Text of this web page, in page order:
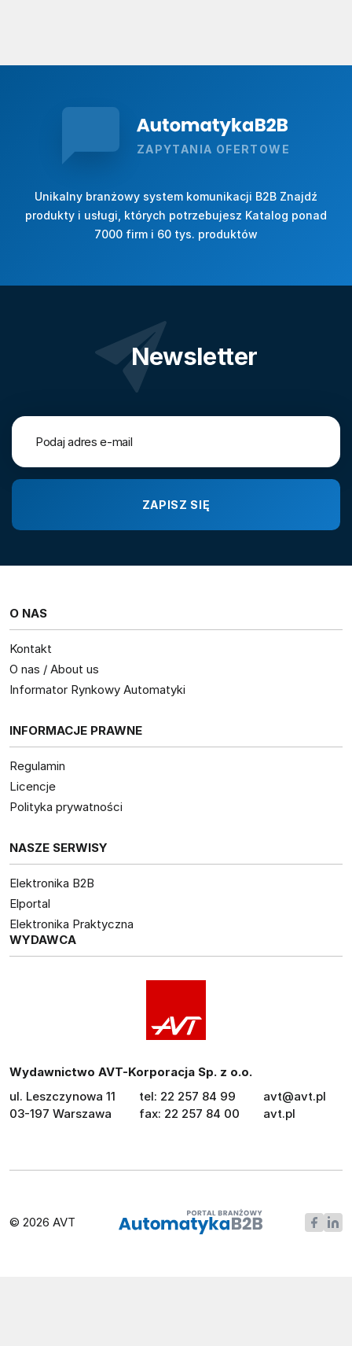
ZAPYTANIA OFERTOWE
Unikalny branżowy system komunikacji B2B Znajdź
produkty i usługi, których potrzebujesz Katalog ponad
7000 firm i 60 tys. produktów
Newsletter
O NAS
Kontakt
O nas / About us
Informator Rynkowy Automatyki
INFORMACJE PRAWNE
Regulamin
Licencje
Polityka prywatności
NASZE SERWISY
Elektronika B2B
Elportal
Elektronika Praktyczna
WYDAWCA
Wydawnictwo AVT-Korporacja Sp. z o.o.
ul. Leszczynowa 11
03-197 Warszawa
tel: 22 257 84 99
fax: 22 257 84 00
avt@avt.pl
avt.pl
© 2026 AVT